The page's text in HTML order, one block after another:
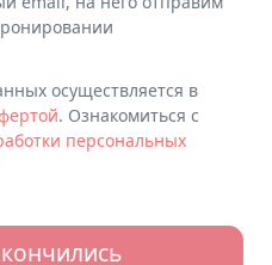
осуществляется в
. Ознакомиться с
персональных